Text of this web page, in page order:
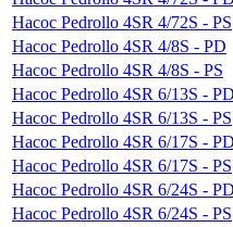
Насос Pedrollo 4SR 4/72S - PS
Насос Pedrollo 4SR 4/8S - PD
Насос Pedrollo 4SR 4/8S - PS
Насос Pedrollo 4SR 6/13S - PD
Насос Pedrollo 4SR 6/13S - PS
Насос Pedrollo 4SR 6/17S - PD
Насос Pedrollo 4SR 6/17S - PS
Насос Pedrollo 4SR 6/24S - PD
Насос Pedrollo 4SR 6/24S - PS